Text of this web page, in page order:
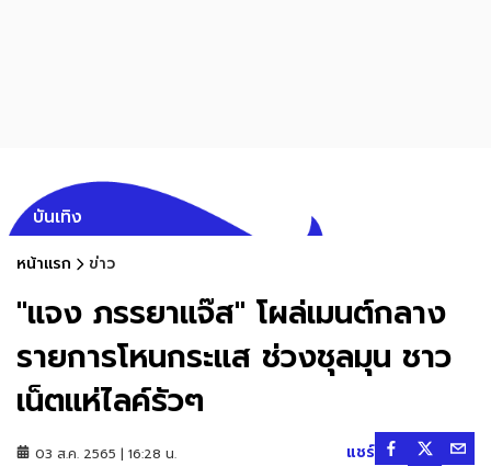
บันเทิง
หน้าแรก ข่าว
"แจง ภรรยาแจ๊ส" โผล่เมนต์กลาง
รายการโหนกระแส ช่วงชุลมุน ชาว
เน็ตแห่ไลค์รัวๆ
03 ส.ค. 2565 | 16:28 น. แชร์